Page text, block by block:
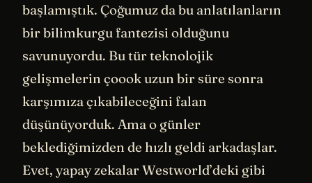
başlamıştık. Çoğumuz da bu anlatılanların
bir bilimkurgu fantezisi olduğunu
savunuyordu. Bu tür teknolojik
gelişmelerin çoook uzun bir süre sonra
karşımıza çıkabileceğini falan
düşünüyorduk. Ama o günler
beklediğimizden de hızlı geldi arkadaşlar.
Evet, yapay zekalar Westworld’deki gibi